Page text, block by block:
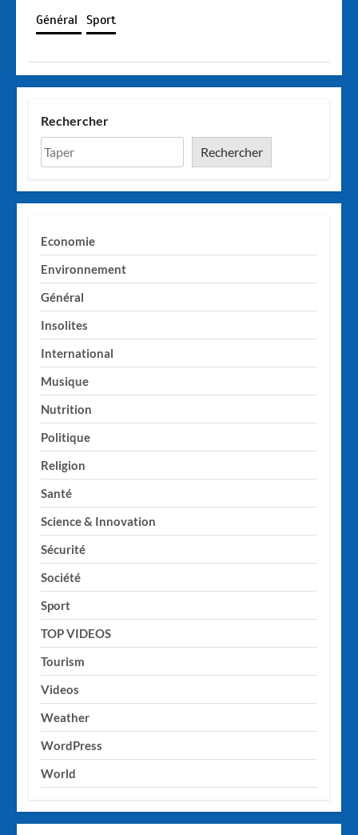
Général Sport
Rechercher
Rechercher
Economie
Environnement
Général
Insolites
International
Musique
Nutrition
Politique
Religion
Santé
Science & Innovation
Sécurité
Société
Sport
TOP VIDEOS
Tourism
Videos
Weather
WordPress
World